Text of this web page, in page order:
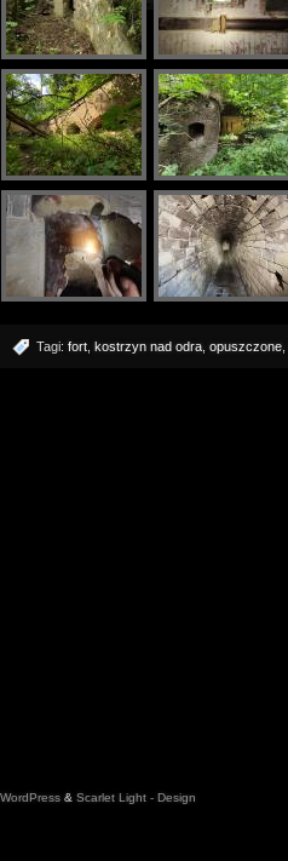
Tagi: fort kostrzyn nad odra opuszczone
WordPress & Scarlet Light - Design